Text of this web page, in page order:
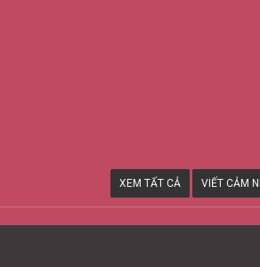
HOÀNG
XEM TẤT CẢ VIẾT CẢM